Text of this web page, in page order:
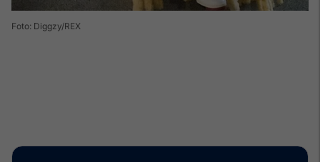
Foto: Diggzy/REX